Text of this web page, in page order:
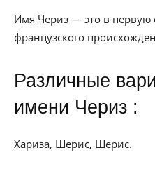
Имя Чериз — это в первую
французского
Различные
имени Чериз :
Хариза, Шерис, Шерис.